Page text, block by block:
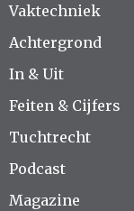
Vaktechniek
Achtergrond
In & Uit
Feiten & Cijfers
Tuchtrecht
Podcast
Magazine